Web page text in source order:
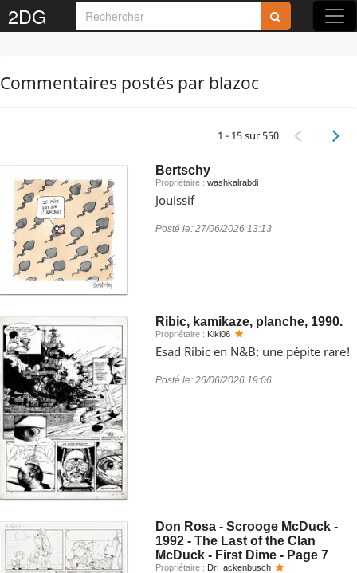
2DG
Commentaires postés par blazoc
1 - 15 sur 550
Bertschy
Propriétaire : washkalrabdi
Jouissif
Posté le: 27/06/2026 13:13
Ribic, kamikaze, planche, 1990.
Propriétaire : Kiki06
Esad Ribic en N&B: une pépite rare!
Posté le: 26/06/2026 19:06
Don Rosa - Scrooge McDuck -
1992 - The Last of the Clan
McDuck - First Dime - Page 7
Propriétaire : DrHackenbusch